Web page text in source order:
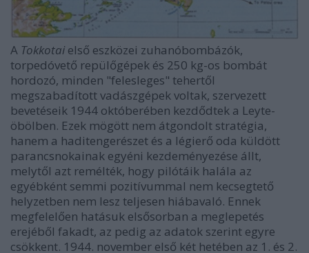
A Tokkotai első eszközei zuhanóbombázók,
torpedóvető repülőgépek és 250 kg-os bombát
hordozó, minden "felesleges" tehertől
megszabadított vadászgépek voltak, szervezett
bevetéseik 1944 októberében kezdődtek a Leyte-
öbölben. Ezek mögött nem átgondolt stratégia,
hanem a haditengerészet és a légierő oda küldött
parancsnokainak egyéni kezdeményezése állt,
melytől azt remélték, hogy pilótáik halála az
egyébként semmi pozitívummal nem kecsegtető
helyzetben nem lesz teljesen hiábavaló. Ennek
megfelelően hatásuk elsősorban a meglepetés
erejéből fakadt, az pedig az adatok szerint egyre
csökkent. 1944. november első két hetében az 1. és 2.